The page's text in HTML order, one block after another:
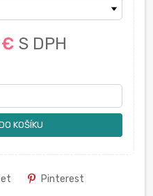
S DPH
KOŠÍKU
Pinterest